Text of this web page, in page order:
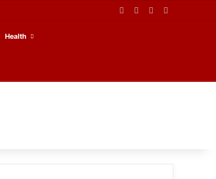
Facebook YouTube
Health